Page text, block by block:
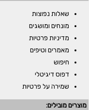
שאלות נפוצות
מונחים ומושגים
מדיניות פרטיות
מאמרים וטיפים
חיפוש
דפוס דיגיטלי
שמירה על פרטיות
מוצרים מובילים: